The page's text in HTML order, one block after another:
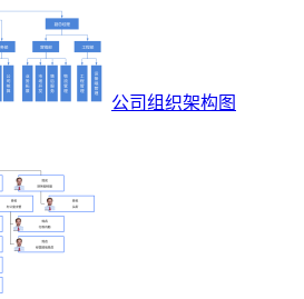
公司组织架构图